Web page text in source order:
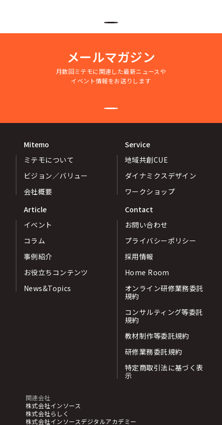
メールマガジン
月数回ミテモに関連した最新ニュースや
イベント情報をお送りします
Mitemo
ミテモについて
ビジョン／バリュー
会社概要
Service
地域共創CUE
ダイナミクスデザイン
ワークショップ
Article
イベント
コラム
事例紹介
お役立ちコンテンツ
News&Topics
Contact
お問い合わせ
プライバシーポリシー
採用情報
Home Room
オンライン研修業務委託
規約
コンサルティング等委託
規約
教材制作等委託規約
研修業務委託規約
特定商取引法に基づく表
示
関連会社
株式会社インソース
株式会社らしく
株式会社インソースデジタルアカデミー